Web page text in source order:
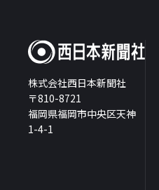
株式会社西日本新聞社
〒810-8721
福岡県福岡市中央区天神
1-4-1